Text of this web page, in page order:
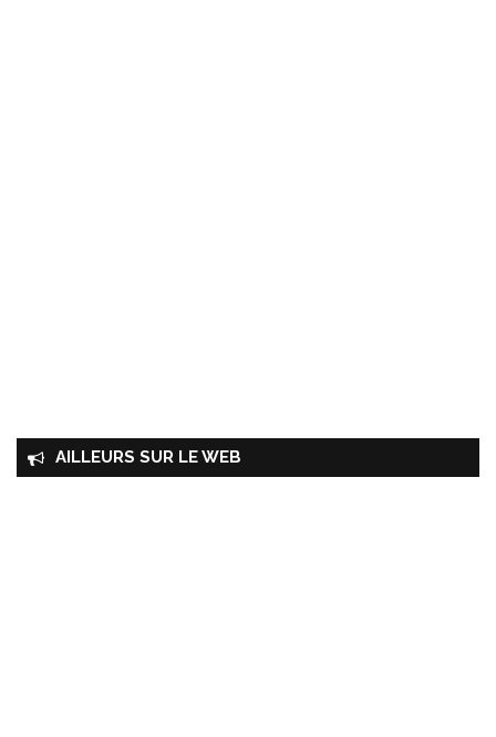
AILLEURS SUR LE WEB